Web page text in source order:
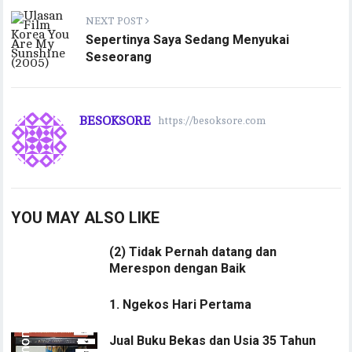
NEXT POST
Sepertinya Saya Sedang Menyukai
Seseorang
BESOKSORE https://besoksore.com
YOU MAY ALSO LIKE
(2) Tidak Pernah datang dan
Merespon dengan Baik
1. Ngekos Hari Pertama
Jual Buku Bekas dan Usia 35 Tahun